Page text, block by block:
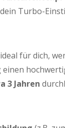
Tur­bo-
für dich,
3 Jah­ren